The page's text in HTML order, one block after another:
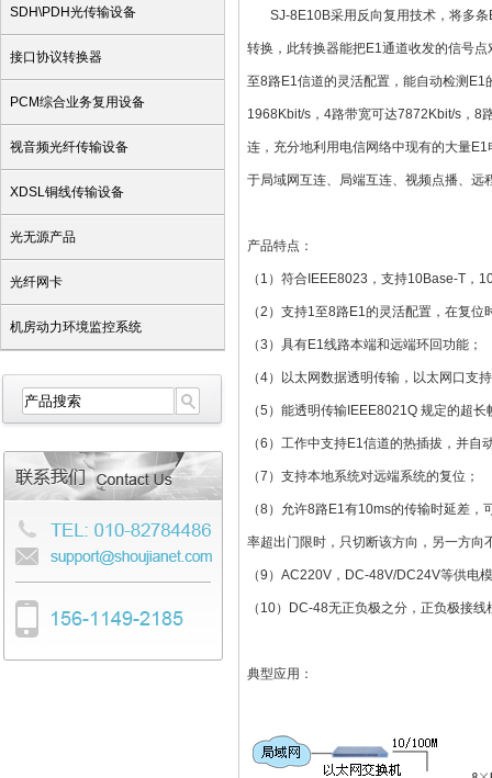
SDH\PDH光传输设备
接口协议转换器
PCM综合业务复用设备
视音频光纤传输设备
XDSL铜线传输设备
光无源产品
光纤网卡
机房动力环境监控系统
SJ-8E10B采用反向复用技术，将多条
转换，此转换器能把E1通道收发的信号
至8路E1信道的灵活配置，能自动检测
1968Kbit/s，4路带宽可达7872Kbit/s，8
连，充分地利用电信网络中现有的大量
于局域网互连、局端互连、视频点播、
产品特点：
（1）符合IEEE8023，支持10Base-T，
（2）支持1至8路E1的灵活配置，在复
（3）具有E1线路本端和远端环回功能；
（4）以太网数据透明传输，以太网口支
（5）能透明传输IEEE8021Q 规定的超
（6）工作中支持E1信道的热插拔，并
（7）支持本地系统对远端系统的复位；
（8）允许8路E1有10ms的传输时延差
率超出门限时，只切断该方向，另一方
（9）AC220V，DC-48V/DC24V等供电
（10）DC-48无正负极之分，正负极接
典型应用：